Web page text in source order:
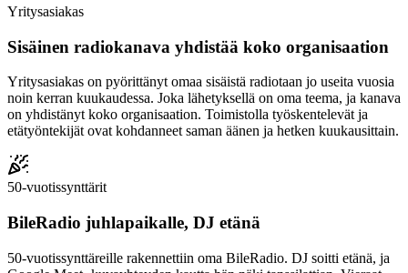
Yritysasiakas
Sisäinen radiokanava yhdistää koko organisaation
Yritysasiakas on pyörittänyt omaa sisäistä radiotaan jo useita vuosia
noin kerran kuukaudessa. Joka lähetyksellä on oma teema, ja kanava
on yhdistänyt koko organisaation. Toimistolla työskentelevät ja
etätyöntekijät ovat kohdanneet saman äänen ja hetken kuukausittain.
50-vuotissynttärit
BileRadio juhlapaikalle, DJ etänä
50-vuotissynttäreille rakennettiin oma BileRadio. DJ soitti etänä, ja